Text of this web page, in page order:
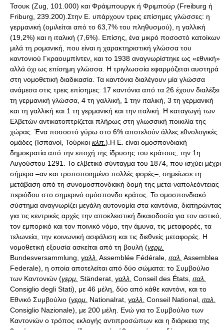
Τσουκ (Ζug, 101.000) και Φράιμπουργκ ή Φριμπούρ (Freiburg ή
Friburg, 239.200).Στην Ε. υπάρχουν τρεις επίσημες γλώσσες: η
γερμανική (ομιλείται από το 63,7% του πληθυσμού), η γαλλική
(19,2%) και η ιταλική (7,6%). Επίσης, ένα μικρό ποσοστό κατοίκων
μιλά τη ρομανική, που είναι η χαρακτηριστική γλώσσα του
καντονιού Γκραουμπίντεν, και το 1938 αναγνωρίστηκε ως «εθνική»
αλλά όχι ως επίσημη γλώσσα. Η τριγλωσσία εφαρμόζεται αυστηρά
στη νομοθετική διαδικασία. Τα καντόνια διαλέγουν μία γλώσσα
ανάμεσα στις τρεις επίσημες: 17 καντόνια από τα 26 έχουν διαλέξει
τη γερμανική γλώσσα, 4 τη γαλλική, 1 την ιταλική, 3 τη γερμανική
και τη γαλλική και 1 τη γερμανική και την ιταλική. Η καταγωγή των
Ελβετών αντικατοπτρίζεται πλήρως στη γλωσσική ποικιλία της
χώρας. Ένα ποσοστό γύρω στο 6% αποτελούν άλλες εθνολογικές
ομάδες (Ισπανοί, Τούρκοι κλπ.).Η Ε. είναι ομοσπονδιακή
δημοκρατία από την εποχή της ίδρυσης του κράτους, την 1η
Αυγούστου 1291. Το ελβετικό σύνταγμα του 1874, που ισχύει μέχρι
σήμερα –αν και τροποποιημένο πολλές φορές–, σημείωσε τη
μετάβαση από τη συνομοσπονδιακή δομή της μετα-ναπολεόντειας
περιόδου στο σημερινό ομόσπονδο κράτος. Το ομοσπονδιακό
σύστημα αναγνωρίζει μεγάλη αυτονομία στα καντόνια, διατηρώντας
για τις κεντρικές αρχές την αποκλειστική δικαιοδοσία για τον αστικό,
τον εμπορικό και τον ποινικό νόμο, την άμυνα, τις μεταφορές, τα
τελωνεία, την κοινωνική ασφάλιση και τις διεθνείς μεταφορές. Η
νομοθετική εξουσία ασκείται από τη βουλή (γερμ.
Βundesversammlung, γαλλ. Αssemblée Fédérale, ιταλ. Αssemblea
Federale), η οποία αποτελείται από δύο σώματα: το Συμβούλιο
των Καντονιών (γερμ. Ständerat, γαλλ. Conseil des États, ιταλ.
Consiglio degli Stati), με 46 μέλη, δύο από κάθε καντόνι, και το
Εθνικό Συμβούλιο (γερμ. Νationalrat, γαλλ. Conseil Νational, ιταλ.
Consiglio Νazionale), με 200 μέλη. Ενώ για το Συμβούλιο των
Καντονιών ο τρόπος εκλογής αντιπροσώπων και η διάρκεια της